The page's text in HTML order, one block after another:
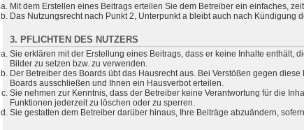
Mit dem Erstellen eines Beitrags erteilen Sie dem Betreiber ein einfaches,
Das Nutzungsrecht nach Punkt 2, Unterpunkt a bleibt auch nach Kündigung
3. PFLICHTEN DES NUTZERS
Sie erklären mit der Erstellung eines Beitrags, dass er keine Inhalte enthält,
Bilder zu setzen bzw. zu verwenden.
Der Betreiber des Boards übt das Hausrecht aus. Bei Verstößen gegen
Boards ausschließen und Ihnen ein Hausverbot erteilen.
Sie nehmen zur Kenntnis, dass der Betreiber keine Verantwortung für die
Funktionen jederzeit zu löschen oder zu sperren.
Sie gestatten dem Betreiber darüber hinaus, Ihre Beiträge abzuändern,